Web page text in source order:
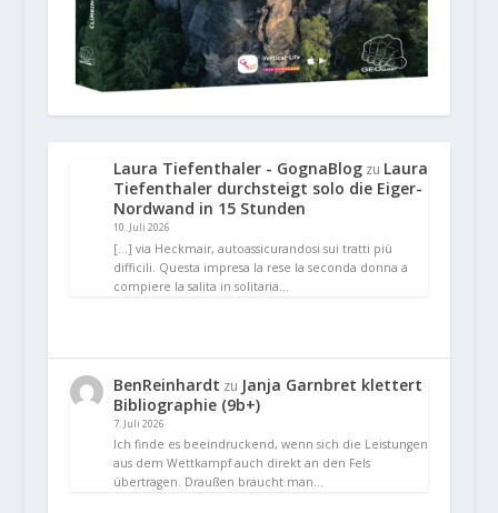
Laura Tiefenthaler - GognaBlogzu Laura
Tiefenthaler durchsteigt solo die Eiger-
Nordwand in 15 Stunden
10. Juli 2026
[…] via Heckmair, autoassicurandosi sui tratti più
difficili. Questa impresa la rese la seconda donna a
compiere la salita in solitaria…
BenReinhardt zu Janja Garnbret klettert
Bibliographie (9b+)
7. Juli 2026
Ich finde es beeindruckend, wenn sich die Leistungen
aus dem Wettkampf auch direkt an den Fels
übertragen. Draußen braucht man…